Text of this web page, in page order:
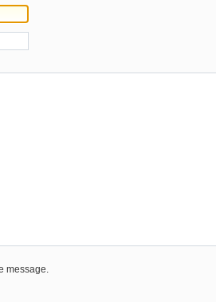
message.